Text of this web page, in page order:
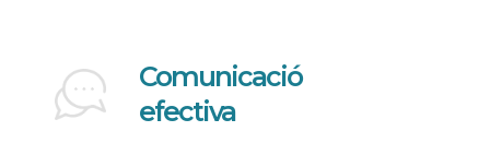
Comunicació
efectiva